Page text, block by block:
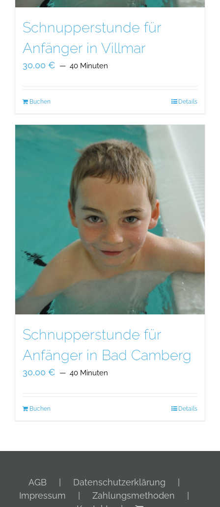
Schnupperstunde für
Anfänger in Villmar
30,00 € 40 Minuten
Buchen Details
Schnupperstunde für
Anfänger in Bad Camberg
30,00 € 40 Minuten
Buchen Details
AGB
Datenschutzerklärung
Impressum
Zahlungsmethoden